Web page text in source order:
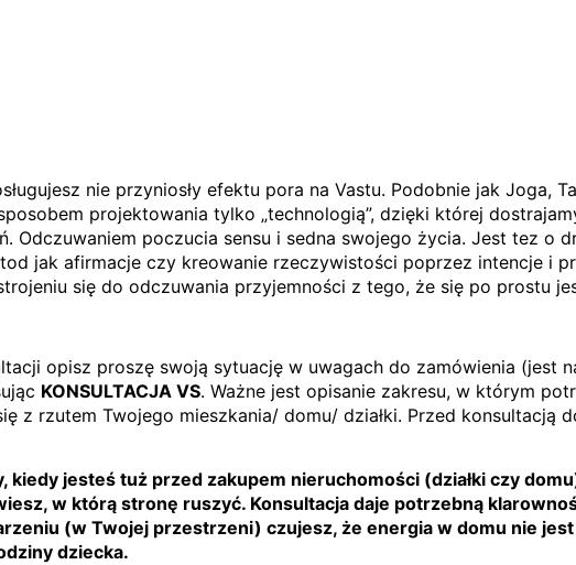
nie przyniosły efektu pora na Vastu. Podobnie jak Joga,
projektowania tylko „technologią”, dzięki której
Odczuwaniem poczucia sensu i sedna swojego życia. Jest tez o
jak afirmacje czy kreowanie rzeczywistości poprzez intencje i
się do odczuwania przyjemności z tego, że się po prostu
opisz proszę swoją sytuację w uwagach do zamówienia
KONSULTACJA VS. Ważne jest opisanie zakresu, w którym
z rzutem Twojego mieszkania/ domu/ działki. Przed konsultacją
kiedy jesteś tuż przed zakupem nieruchomości (działki czy
w którą stronę ruszyć. Konsultacja daje potrzebną
(w Twojej przestrzeni) czujesz, że energia w domu nie
dziecka.